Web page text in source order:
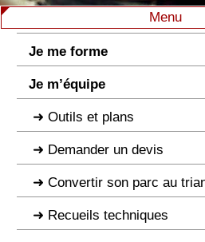
Menu
Je me forme
Je m’équipe
Outils et plans
Demander un devis
Convertir son parc au
Recueils techniques